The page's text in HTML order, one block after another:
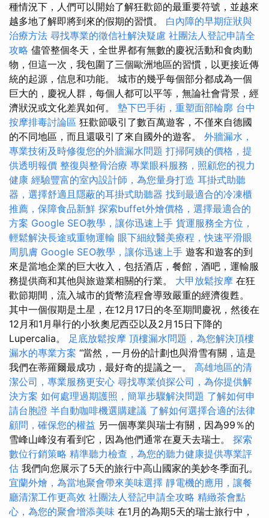
種情況下，人們可以開始了解狂歡節的最重要符號，並越來
越多地了解即將到來的假期的習慣。 白內障的早期症狀與
治療方法 尋找專業的徵信社解決疑慮 社團法人登記申請全
攻略 儘管整個冬天，全世界都有無數的慶祝活動和食肉動
物，但這一次，我包圍了三個歐洲地區的習慣，以更接近傳
統的起源，信息和功能。 城市的幾乎每個部分都成為一個
巨大的，慶祝人群，每個人都可以平等，無論社會背景，經
濟狀況或文化差異如何。 墊下巴手術，重塑面部輪廓 台中
按摩排毒討論區 狂歡節吸引了數百萬遊客，不僅來自德國
的不同地區，而且還吸引了來自國外的遊客。 外牆漏水，
專業技術及時修復您的外牆漏水問題 打掃阿姨的價格，提
供透明報價 整復與整骨治療 專業眼科服務，照顧您的視力
健康 經驗豐富的室內設計師，為您量身打造 耳掛式助聽
器，選擇舒適且隱蔽的耳掛式助聽器 找到最適合的冷凍櫃
推薦，保障食品新鮮 探索buffet外燴價格，選擇最適合的
方案 Google SEO教學，讓你迅速上手 貨運服務全方位，
輕鬆解決長途或重物運輸 眼下細紋醫美療程，快速平滑眼
周肌膚 Google SEO教學，讓你迅速上手 遊客和遊客的到
來是當地企業的巨大收入，包括酒店，餐館，酒吧，運輸服
務提供商和其他與旅遊業相關的行業。 大甲放鬆按摩 在狂
歡節期間，流入城市的貨幣流程會導致嚴重的經濟復甦。
其中一個假期是土星，在12月17日的冬至期間慶祝，然後在
12月和1月舉行的小狄奧尼西亞以及2月15日下降的
Lupercalia。 足底放鬆按摩 頂樓漏水問題，為您解決頂樓
漏水的專業方案 “當然，一月份的計劃也與滑雪有關，這是
我們在蒂羅爾最成功，最好奇的提議之一。 高雄地區的清
潔公司，專業服務更安心 尋找專業偵探公司，為你提供解
決方案 如何處理過期護照，簡單步驟解決問題 了解如何申
請台胞證 半自動咖啡機選購建議 了解如何選擇合適的法律
顧問，確保您的權益 另一個專業與瑞士有關，因為99％的
雪峰山峰沒有看到它，因為他們通常在夏天去瑞士。 探索
數位行銷策略 精準聽力檢查，為您的聽力健康提供專業評
估 我們向您展示了5天的旅行中高山國家的美妙冬季面孔。
宜蘭外燴，為當地聚會帶來美味選擇 靜電機的應用，讓餐
廳清潔工作更高效 社團法人登記申請全攻略 精緻茶會點
心，為您的聚會增添美味 在1月的為期5天的瑞士旅行中，